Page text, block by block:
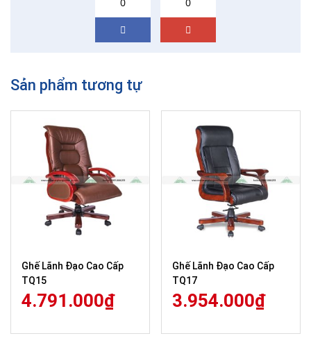
Sản phẩm tương tự
Ghế Lãnh Đạo Cao Cấp
TQ15
4.791.000₫
Ghế Lãnh Đạo Cao Cấp
TQ17
3.954.000₫